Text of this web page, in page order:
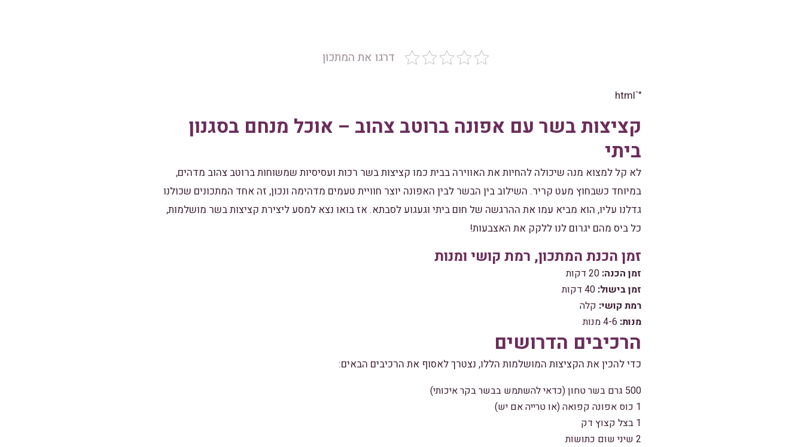
דרגו את המתכון
"`html
קציצות בשר עם אפונה ברוטב צהוב – אוכל מנחם בסגנון
ביתי
לא קל למצוא מנה שיכולה להחיות את האווירה בבית כמו קציצות בשר רכות ועסיסיות שמשוחות ברוטב צהוב מדהים,
במיוחד כשבחוץ מעט קריר. השילוב בין הבשר לבין האפונה יוצר חוויית טעמים מדהימה ונכון, זה אחד המתכונים שכולנו
גדלנו עליו, הוא מביא עמו את ההרגשה של חום ביתי וגעגוע לסבתא. אז בואו נצא למסע ליצירת קציצות בשר מושלמות,
כל ביס מהם יגרום לנו ללקק את האצבעות!
זמן הכנת המתכון, רמת קושי ומנות
זמן הכנה:
זמן בישול:
רמת קושי: קלה
מנות:
הרכיבים הדרושים
כדי להכין את הקציצות המושלמות הללו, נצטרך לאסוף את הרכיבים הבאים:
500 גרם בשר טחון (כדאי להשתמש בבשר בקר איכותי)
1 כוס אפונה קפואה (או טרייה אם יש)
1 בצל קצוץ דק
2 שיני שום כתושות